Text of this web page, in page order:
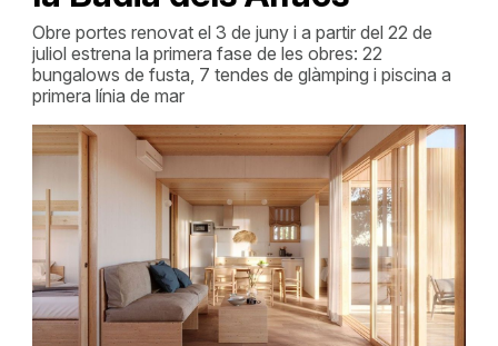
Obre portes renovat el 3 de juny i a partir del 22 de
juliol estrena la primera fase de les obres: 22
bungalows de fusta, 7 tendes de glàmping i piscina a
primera línia de mar